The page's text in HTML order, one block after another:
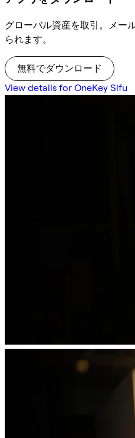
グローバル資産を取引。メー
られます。
無料でダウンロード
View details for OneKey Sifu